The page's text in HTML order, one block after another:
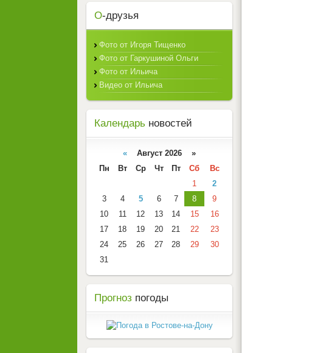
О-друзья
Фото от Игоря Тищенко
Фото от Гаркушиной Ольги
Фото от Ильича
Видео от Ильича
Календарь новостей
« Август 2026 »
Пн
Вт Ср Чт Пт Сб
Вс
1
2
3
4 5 6 7 8
9
10
11 12 13 14 15
16
17
18 19 20 21 22
23
24
25 26 27 28 29
30
31
Прогноз погоды